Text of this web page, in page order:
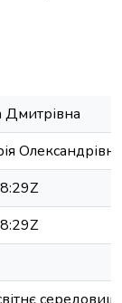
Дмитрівна
Олександрівна